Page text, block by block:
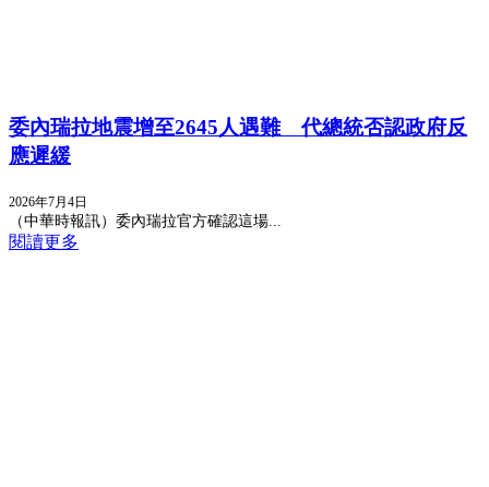
委內瑞拉地震增至2645人遇難 代總統否認政府反
應遲緩
2026年7月4日
（中華時報訊）委內瑞拉官方確認這場...
閱讀更多